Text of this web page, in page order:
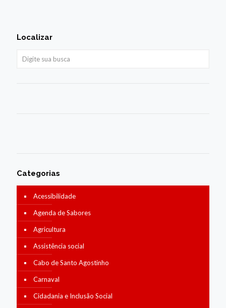
Localizar
Categorias
Acessibilidade
Agenda de Sabores
Agricultura
Assistência social
Cabo de Santo Agostinho
Carnaval
Cidadania e Inclusão Social